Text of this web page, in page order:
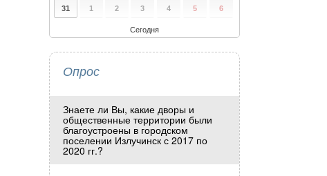
31 1 2 3 4 5 6
Сегодня
Опрос
Знаете ли Вы, какие дворы и
общественные территории были
благоустроены в городском
поселении Излучинск с 2017 по
2020 гг.?